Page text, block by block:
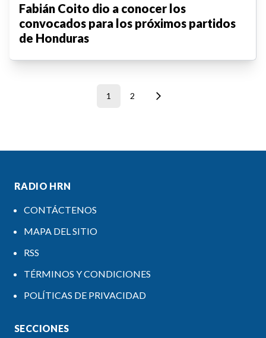
Fabián Coito dio a conocer los
convocados para los próximos partidos
de Honduras
1 2
RADIO HRN
CONTÁCTENOS
MAPA DEL SITIO
RSS
TÉRMINOS Y CONDICIONES
POLÍTICAS DE PRIVACIDAD
SECCIONES